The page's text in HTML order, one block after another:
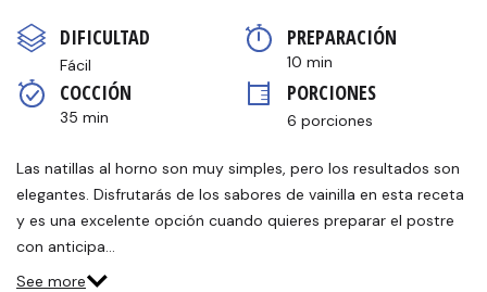
en
la
misma
página.
DIFICULTAD
Fácil
PREPARACIÓN
10 min
COCCIÓN
35 min
PORCIONES
6 porciones
Las natillas al horno son muy simples, pero los resultados son
elegantes. Disfrutarás de los sabores de vainilla en esta receta
y es una excelente opción cuando quieres preparar el postre
con anticipa…
See more